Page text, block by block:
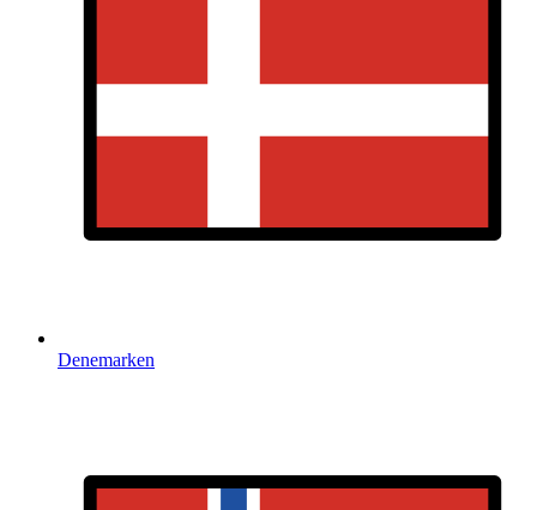
Denemarken